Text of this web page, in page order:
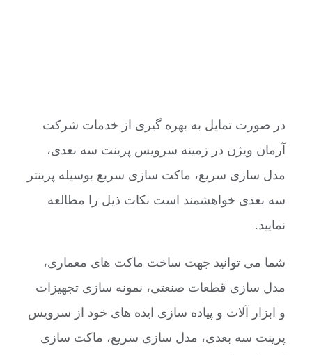
در صورت تمایل به بهره گیری از خدمات شرکت
آرمان ویژن در زمینه سرویس پرینت سه بعدی،
مدل سازی سریع، ماکت سازی سریع بوسیله پرینتر
سه بعدی خواهشمند است نکات ذیل را مطالعه
نمایید.
شما می توانید جهت ساخت ماکت های معماری،
مدل سازی قطعات صنعتی، نمونه سازی تجهیزات
و ابزار آلات و پیاده سازی ایده های خود از سرویس
پرینت سه بعدی، مدل سازی سریع، ماکت سازی